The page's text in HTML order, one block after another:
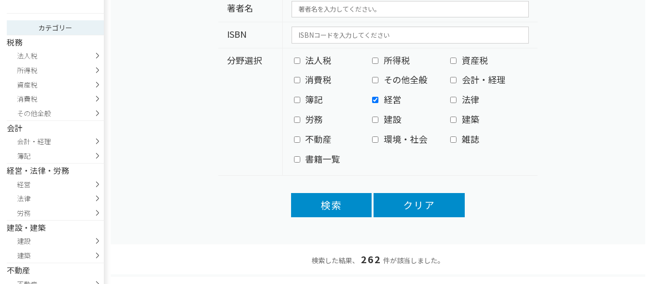
カテゴリー
税務
法人税
所得税
資産税
消費税
その他全般
会計
会計・経理
簿記
経営・法律・労務
経営
法律
労務
建設・建築
建設
建築
不動産
著者名
ISBN
分野選択 法人税 所得税
資産税
消費税
その他全般
会計・経理
簿記
経営
法律
労務
建設
建築
不動産
環境・社会
雑誌
書籍一覧
検索 クリア
検索した結果、 262 件が該当しました。